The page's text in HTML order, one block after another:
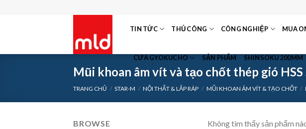
TIN TỨC THỦ CÔNG CÔNG NGHIỆP MUA
CƯA GYOKUCHO SẢN PHẨM SHINSOKU 200MM
Mũi khoan âm vít và tạo chốt thép gió
TRANG CHỦ / STAR-M / NỘI THẤT & LẮP RÁP / MŨI KHOAN ÂM VÍT & TẠO CHỐT /
BROWSE Không tìm thấy sản phẩm